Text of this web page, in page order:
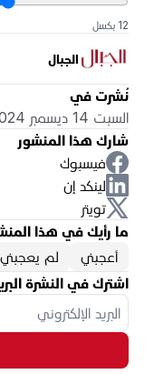
12 بكسل
الجبال
نُشرت في
السبت 14 ديسمبر 2024 11:29 م
شارك هذا المنشور
فيسبوك
لينكد إن
تويتر
ما رأيك في هذا
أعجبني
لم يعجبني
اشترك في النشرة